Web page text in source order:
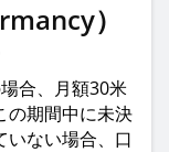
）
合、月額30米
の期間中に未決
いない場合、口